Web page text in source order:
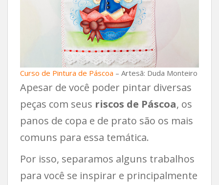
Curso de Pintura de Páscoa – Artesã: Duda Monteiro
Apesar de você poder pintar diversas
peças com seus riscos de Páscoa, os
panos de copa e de prato são os mais
comuns para essa temática.
Por isso, separamos alguns trabalhos
para você se inspirar e principalmente